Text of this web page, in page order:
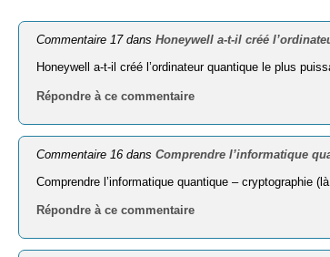
Commentaire 17 dansHoneywell a-t-il créé
Honeywell a-t-il créé l’ordinateur quantique le plus
Répondre à ce commentaire
Commentaire 16 dansComprendre l’informatique
Comprendre l’informatique quantique – cryptographie
Répondre à ce commentaire